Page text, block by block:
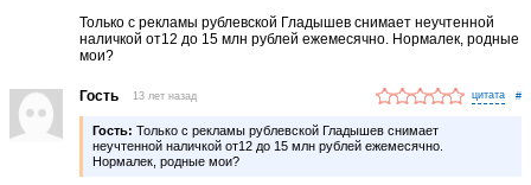
Только с рекламы рублевской Гладышев снимает неучтенной
наличкой от12 до 15 млн рублей ежемесячно. Нормалек, родные
мои?
Гость 13 лет назад #
Гость: Только с рекламы рублевской Гладышев снимает
неучтенной наличкой от12 до 15 млн рублей ежемесячно.
Нормалек, родные мои?